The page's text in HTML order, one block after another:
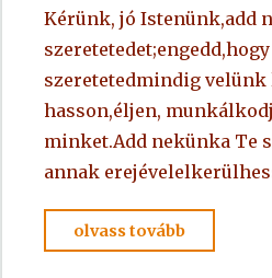
Kérünk, jó Istenünk,add
szeretetedmindig velünk
hasson,éljen,
minket.Add nekünka Te
annak
olvass tovább